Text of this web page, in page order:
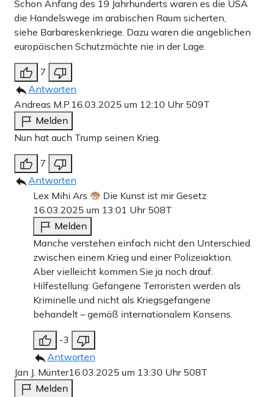
Schon Anfang des 19 Jahrhunderts waren es die USA
die Handelswege im arabischen Raum sicherten,
siehe Barbareskenkriege. Dazu waren die angeblichen
europäischen Schutzmächte nie in der Lage.
7
Antworten
Andreas M.P.16.03.2025 um 12:10 Uhr 509T
Melden
Nun hat auch Trump seinen Krieg.
7
Antworten
Lex Mihi Ars
Die Kunst ist mir Gesetz
16.03.2025 um 13:01 Uhr 508T
Melden
Manche verstehen einfach nicht den Unterschied
zwischen einem Krieg und einer Polizeiaktion.
Aber vielleicht kommen Sie ja noch drauf.
Hilfestellung: Gefangene Terroristen werden als
Kriminelle und nicht als Kriegsgefangene
behandelt – gemäß internationalem Konsens.
-3
Antworten
Jan J. Münter16.03.2025 um 13:30 Uhr 508T
Melden